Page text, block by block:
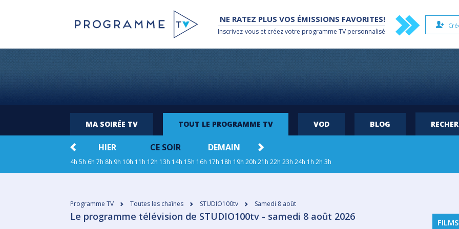
NE RATEZ PLUS VOS ÉMISSIONS FAVORITES!
Inscrivez-vous et créez votre programme TV personnalisé
MA SOIRÉE TV TOUT LE PROGRAMME TV VOD BLOG
HIER CE SOIR DEMAIN
4h 5h 6h 7h 8h 9h 10h 11h 12h 13h 14h 15h 16h 17h 18h 19h 20h 21h 22h 23h 24h 1h 2h 3h
Programme TV Toutes les chaînes STUDIO100tv Samedi 8 août
Le programme télévision de STUDIO100tv - samedi 8 août 2026